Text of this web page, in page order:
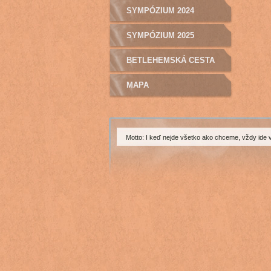
SYMPÓZIUM 2024
SYMPÓZIUM 2025
BETLEHEMSKÁ CESTA
MAPA
Motto: I keď nejde všetko ako chceme, vždy ide